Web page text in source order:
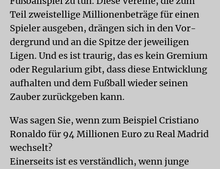
Teil zweistellige Millionenbeträge für einen
Spieler ausgeben, drängen sich in den Vor-
dergrund und an die Spitze der jeweiligen
Ligen. Und es ist traurig, das es kein Gremium
oder Regularium gibt, dass diese Entwicklung
aufhalten und dem Fußball wieder seinen
Zauber zurückgeben kann.
Was sagen Sie, wenn zum Beispiel Cristiano
Ronaldo für 94 Millionen Euro zu Real Madrid
wechselt?
Einerseits ist es verständlich, wenn junge